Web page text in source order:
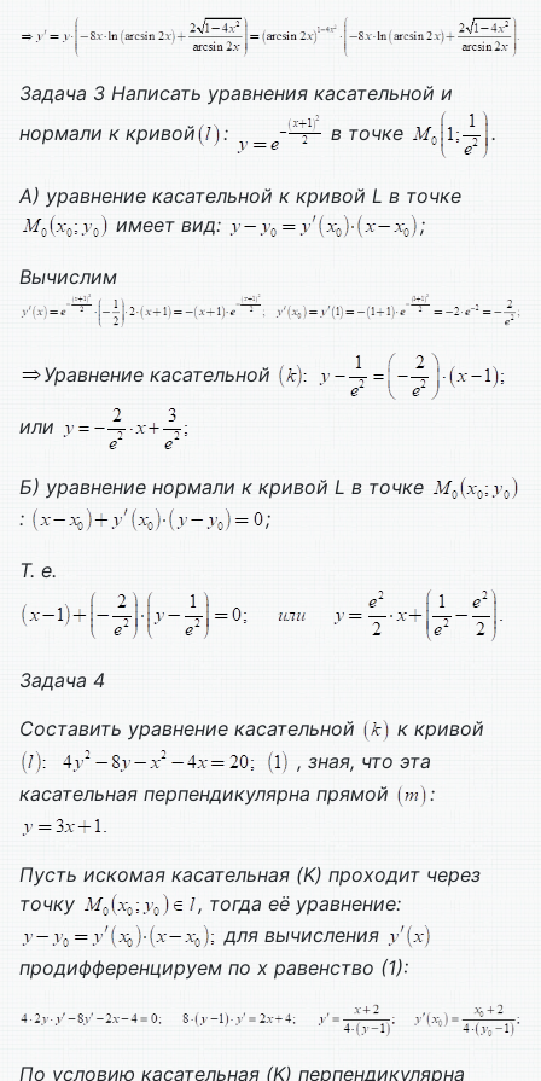
Задача 3 Написать уравнения касательной и
нормали к кривой
: в точке .
А) уравнение касательной к кривой L в точке
имеет вид:
;
Вычислим
Уравнение касательной
или
Б) уравнение нормали к кривой L в точке
:
;
Т. е.
Задача 4
Составить уравнение касательной
к кривой
, зная, что эта
касательная перпендикулярна прямой
:
Пусть искомая касательная (K) проходит через
точку
, тогда её уравнение:
для вычисления
продифференцируем по х равенство (1):
По условию касательная (K) перпендикулярна